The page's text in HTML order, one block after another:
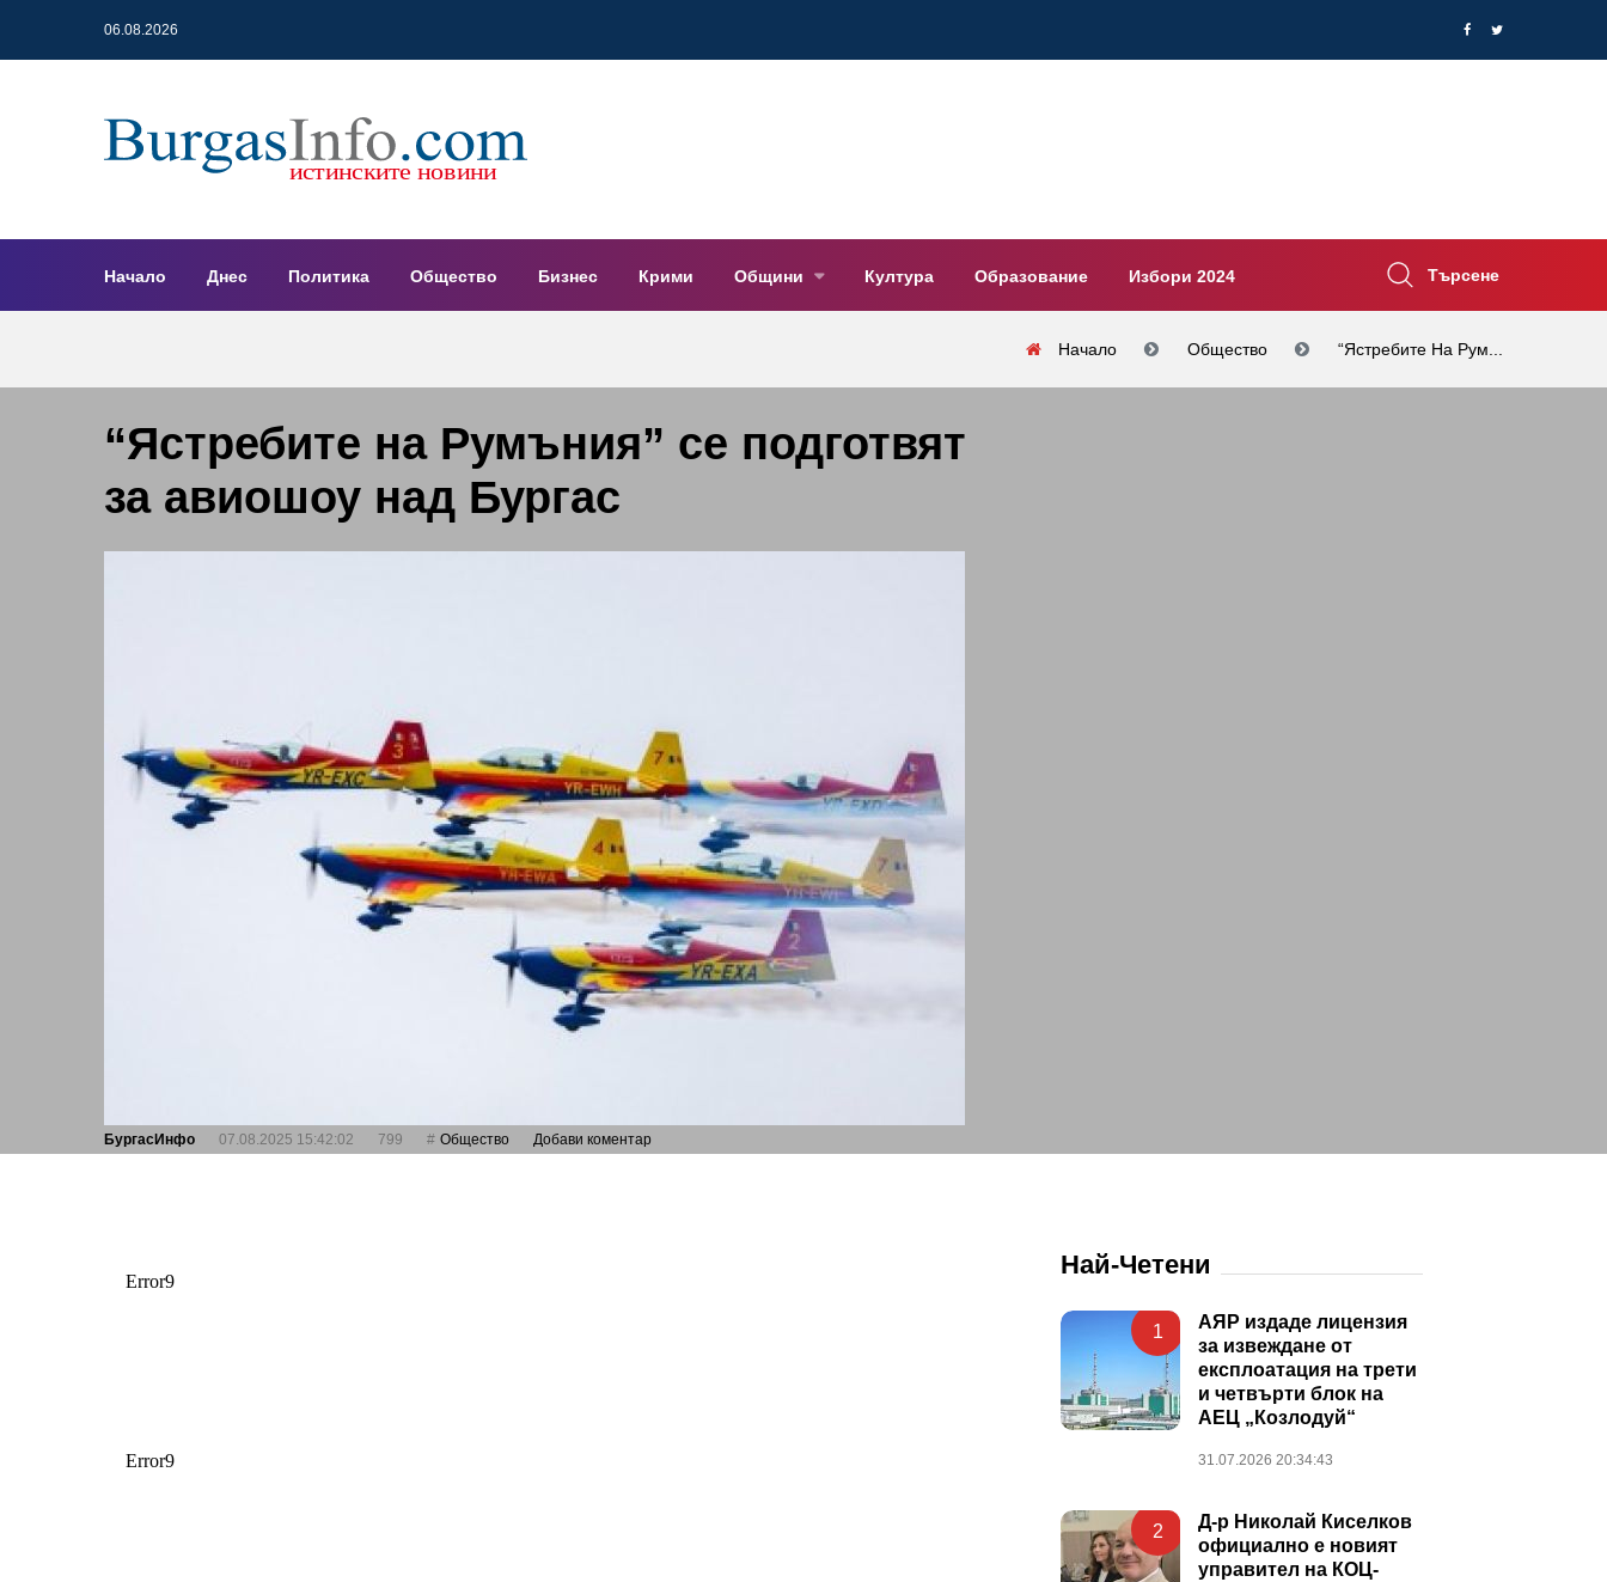
06.08.2026
Начало Днес Политика Общество Бизнес Крими Общини Култура Образование Избори 2024 Търсене
Начало Общество “Ястребите На Рум...
“Ястребите на Румъния” се подготвят
за авиошоу над Бургас
БургасИнфо 07.08.2025 15:42:02 799 Общество Добави коментар
Най-Четени
1
АЯР издаде лицензия
за извеждане от
експлоатация на трети
и четвърти блок на
АЕЦ „Козлодуй“
31.07.2026 20:34:43
2
Д-р Николай Киселков
официално е новият
управител на КОЦ-